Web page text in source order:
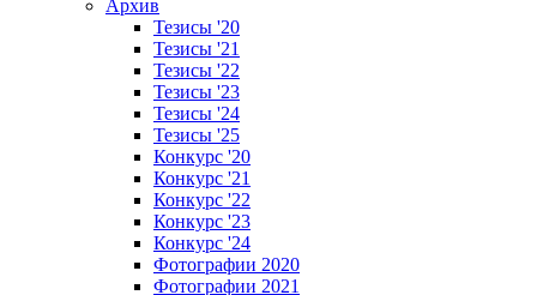
Архив
Тезисы '20
Тезисы '21
Тезисы '22
Тезисы '23
Тезисы '24
Тезисы '25
Конкурс '20
Конкурс '21
Конкурс '22
Конкурс '23
Конкурс '24
Фотографии 2020
Фотографии 2021